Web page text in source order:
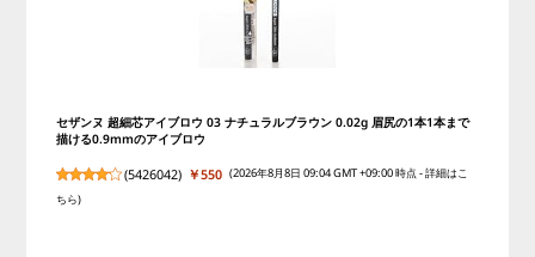
セザンヌ 超細芯アイブロウ 03 ナチュラルブラウン 0.02g 眉尻の1本1本まで
描ける0.9mmのアイブロウ
(5426042) ￥550 (2026年8月8日 09:04 GMT +09:00 時点 -詳細はこ
ちら)